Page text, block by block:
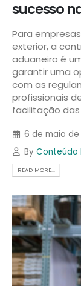
sucesso
Para
exterior, a
aduaneiro é
garantir uma
com as
profissionais
facilitação
6 de maio de
By Conteúdo
READ MORE...